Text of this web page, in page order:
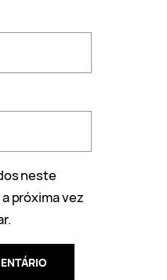
neste
próxima vez